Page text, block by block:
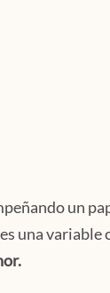
un
una variable